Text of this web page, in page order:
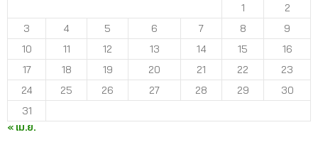
1
2
3
4 5 6 7 8
9
10
11 12 13 14 15
16
17
18 19 20 21 22
23
24
25 26 27 28 29
30
31
« เม.ย.